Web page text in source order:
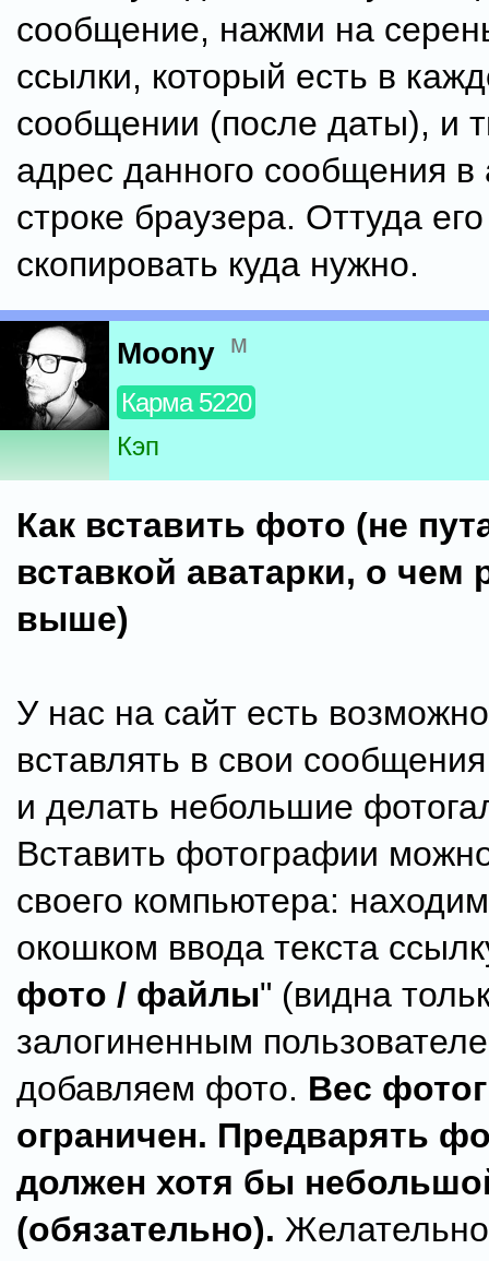
сообщение, нажми на
ссылки, который есть в
сообщении (после даты), и
адрес данного сообщения в
строке браузера. Оттуда
скопировать куда нужно.
Moony м
Карма 5220
Кэп
Как вставить фото (не
вставкой аватарки, о чем
выше)
У нас на сайт есть
вставлять в свои
и делать небольшие
Вставить фотографии
своего компьютера:
окошком ввода текста
фото / файлы" (видна
залогиненным
добавляем фото. Вес
ограничен. Предварять
должен хотя бы
(обязательно).